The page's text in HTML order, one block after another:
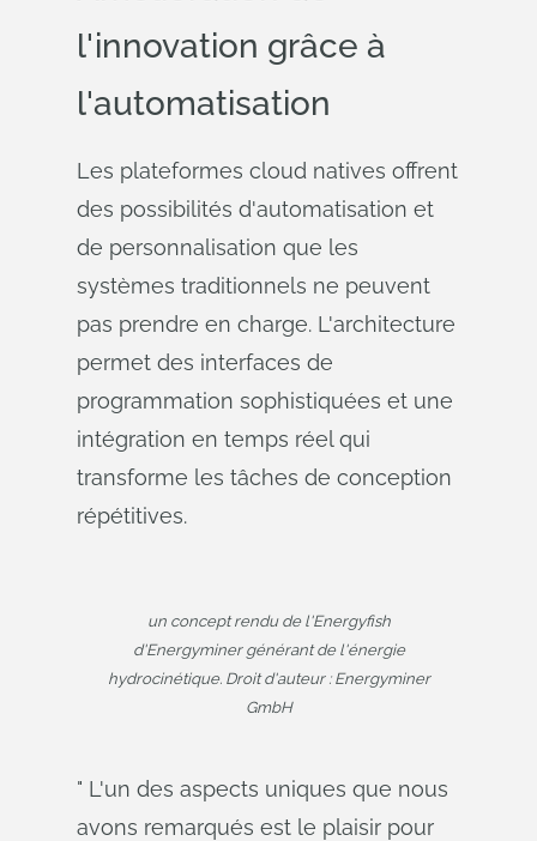
l'innovation grâce à
l'automatisation
Les plateformes cloud natives offrent
des possibilités d'automatisation et
de personnalisation que les
systèmes traditionnels ne peuvent
pas prendre en charge. L'architecture
permet des interfaces de
programmation sophistiquées et une
intégration en temps réel qui
transforme les tâches de conception
répétitives.
un concept rendu de l'Energyfish
d'Energyminer générant de l'énergie
hydrocinétique. Droit d'auteur : Energyminer
GmbH
" L'un des aspects uniques que nous
avons remarqués est le plaisir pour